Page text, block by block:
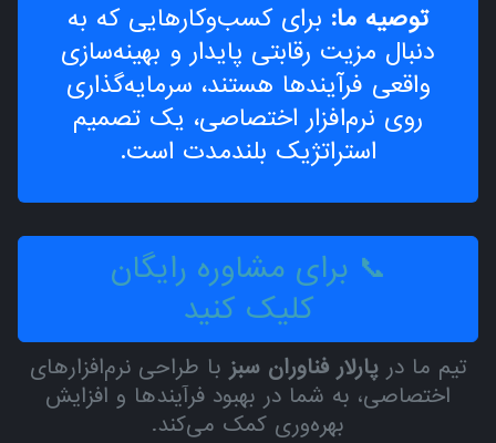
توصیه ما: برای کسب‌وکارهایی که به
دنبال مزیت رقابتی پایدار و بهینه‌سازی
واقعی فرآیندها هستند، سرمایه‌گذاری
روی نرم‌افزار اختصاصی، یک تصمیم
استراتژیک بلندمدت است.
📞 برای مشاوره رایگان
کلیک کنید
تیم ما درپارلار فناوران سبز با طراحی نرم‌افزارهای
اختصاصی، به شما در بهبود فرآیندها و افزایش
بهره‌وری کمک می‌کند.